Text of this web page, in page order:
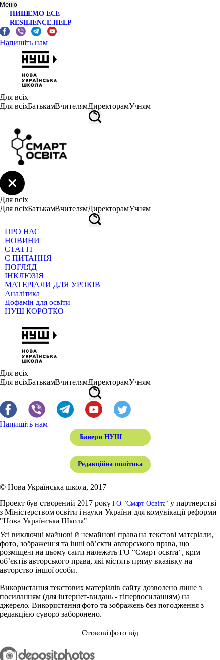
Меню
ПИШЕМО ЕСЕ
RESILIENCE.HELP
Напишіть нам
Для всіх
Для всіхБатькамВчителямДиректорамУчням
Для всіх
Для всіхБатькамВчителямДиректорамУчням
ПРО НАС
НОВИНИ
СТАТТІ
Є ПИТАННЯ
ПОГЛЯД
ІНКЛЮЗІЯ
МАТЕРІАЛИ ДЛЯ УРОКІВ
Аналітика
Дофамін для освіти
НУШ КОРОТКО
Для всіх
Для всіхБатькамВчителямДиректорамУчням
Напишіть нам
Банери НУШ
Редакційна політика
© Нова Українська школа, 2017
Проект був створений 2017 року ГО "Смарт Освіта" у партнерстві
з Міністерством освіти і науки України для комунікації реформи
"Нова Українська Школа"
Усі виключні майнові й немайнові права на текстові матеріали,
фото, зображення та інші об’єкти авторського права, що
розміщені на цьому сайті належать ГО “Смарт освіта”, крім
об’єктів авторського права, які містять пряму вказівку на
авторство іншої особи.
Використання текстових матеріалів сайту дозволено лише з
посиланням (для інтернет-видань - гіперпосиланням) на
джерело. Використання фото та зображень без погодження з
редакцією суворо заборонено.
Стокові фото від